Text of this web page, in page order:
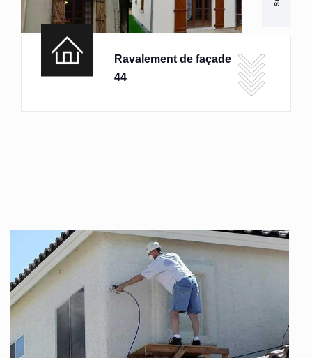
Ravalement de façade
44